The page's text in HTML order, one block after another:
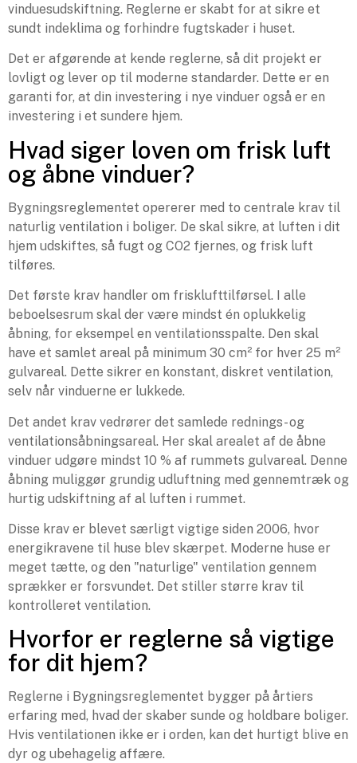
vinduesudskiftning. Reglerne er skabt for at sikre et
sundt indeklima og forhindre fugtskader i huset.
Det er afgørende at kende reglerne, så dit projekt er
lovligt og lever op til moderne standarder. Dette er en
garanti for, at din investering i nye vinduer også er en
investering i et sundere hjem.
Hvad siger loven om frisk luft
og åbne vinduer?
Bygningsreglementet opererer med to centrale krav til
naturlig ventilation i boliger. De skal sikre, at luften i dit
hjem udskiftes, så fugt og CO2 fjernes, og frisk luft
tilføres.
Det første krav handler om frisklufttilførsel. I alle
beboelsesrum skal der være mindst én oplukkelig
åbning, for eksempel en ventilationsspalte. Den skal
have et samlet areal på minimum 30 cm² for hver 25 m²
gulvareal. Dette sikrer en konstant, diskret ventilation,
selv når vinduerne er lukkede.
Det andet krav vedrører det samlede rednings- og
ventilationsåbningsareal. Her skal arealet af de åbne
vinduer udgøre mindst 10 % af rummets gulvareal. Denne
åbning muliggør grundig udluftning med gennemtræk og
hurtig udskiftning af al luften i rummet.
Disse krav er blevet særligt vigtige siden 2006, hvor
energikravene til huse blev skærpet. Moderne huse er
meget tætte, og den "naturlige" ventilation gennem
sprækker er forsvundet. Det stiller større krav til
kontrolleret ventilation.
Hvorfor er reglerne så vigtige
for dit hjem?
Reglerne i Bygningsreglementet bygger på årtiers
erfaring med, hvad der skaber sunde og holdbare boliger.
Hvis ventilationen ikke er i orden, kan det hurtigt blive en
dyr og ubehagelig affære.